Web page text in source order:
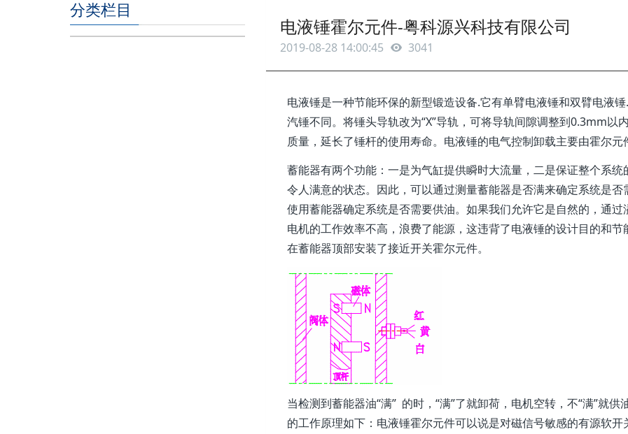
分类栏目
电液锤霍尔元件-粤科源兴科技有限公司
2019-08-28 14:00:45 3041
电液锤是一种节能环保的新型锻造设备.它有单臂电液锤和双臂电液
汽锤不同。将锤头导轨改为“X”导轨，可将导轨间隙调整到0.3mm以
质量，延长了锤杆的使用寿命。电液锤的电气控制卸载主要由霍尔元
蓄能器有两个功能：一是为气缸提供瞬时大流量，二是保证整个系
令人满意的状态。因此，可以通过测量蓄能器是否满来确定系统是
使用蓄能器确定系统是否需要供油。如果我们允许它是自然的，通
电机的工作效率不高，浪费了能源，这违背了电液锤的设计目的和
在蓄能器顶部安装了接近开关霍尔元件。
当检测到蓄能器油“满” 的时，“满”了就卸荷，电机空转，不“满”就
的工作原理如下：电液锤霍尔元件可以说是对磁信号敏感的有源软